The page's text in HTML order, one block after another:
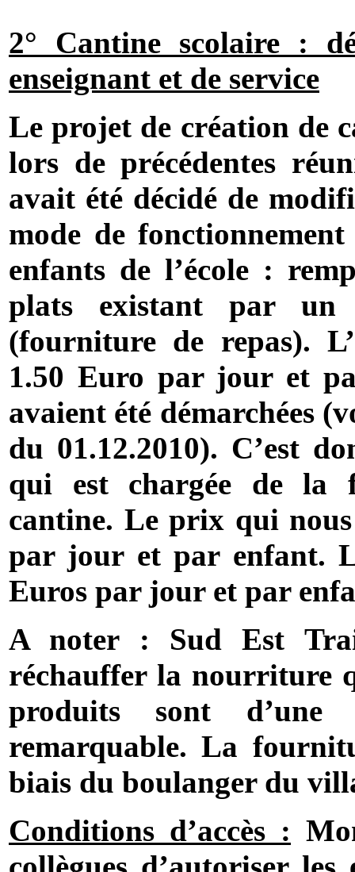
2° Cantine scolaire :
enseignant et de service
Le projet de création de
lors de précédentes
avait été décidé de
mode de
enfants de l’école :
plats existant par un
(fourniture de repas).
1.50 Euro par jour et
avaient été démarchées
du 01.12.2010). C’est
qui est chargée de la
cantine. Le prix qui
par jour et par enfant.
Euros par jour et par
A noter : Sud Est
réchauffer la nourriture
produits sont d’une
remarquable. La
biais du boulanger du
Conditions d’accès :